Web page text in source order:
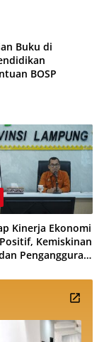
Buku di
BOSP
Kinerja Ekonomi
Kemiskinan
Pengangguran